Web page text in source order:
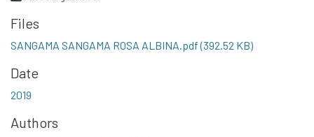
Files
SANGAMA SANGAMA ROSA ALBINA.pdf(392.52 KB)
Date
2019
Authors